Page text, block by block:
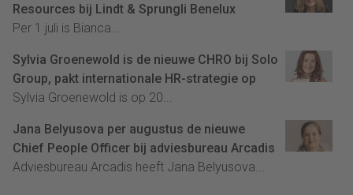
Resources bij Lindt & Sprungli Benelux
Per 1 juli is Bianca...
Sylvia Groenewold is de nieuwe CHRO bij Solo
Group, pakt internationale HR-strategie op
Sylvia Groenewold is op 20...
Jana Belyusova per augustus de nieuwe
Chief People Officer bij adviesbureau Arcadis
Adviesbureau Arcadis heeft Jana Belyusova...